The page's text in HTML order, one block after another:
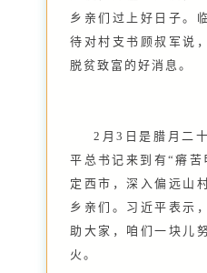
乡亲们过上好日子。
待对村支书顾叔军说
脱贫致富的好消息。
2月3日是腊月二
平总书记来到有“瘠
定西市，深入偏远山
乡亲们。习近平表示
助大家，咱们一块儿
火。